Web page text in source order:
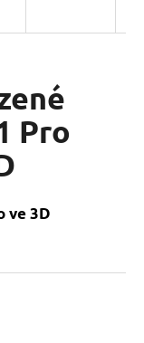
Pro
ve 3D